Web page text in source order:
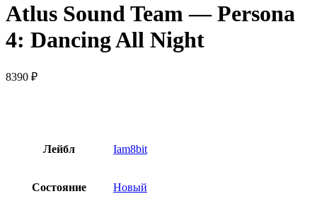
Atlus Sound Team — Persona
4: Dancing All Night
8390 ₽
Лейбл Iam8bit
Состояние Новый